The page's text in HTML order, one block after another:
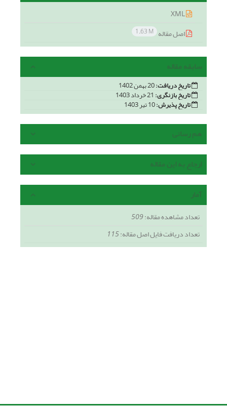
اصل مقاله 1.63 M
سابقه مقاله
تاریخ دریافت:
تاریخ بازنگری:
تاریخ پذیرش:
هم رسانی
ارجاع به این مقاله
آمار
تعداد مشاهده مقاله:509
تعداد دریافت فایل اصل مقاله:115